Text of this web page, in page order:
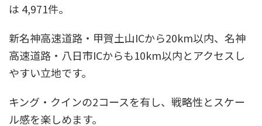
は 4,971件。
新名神高速道路・甲賀土山ICから20km以内、名神
高速道路・八日市ICからも10km以内とアクセスし
やすい立地です。
キング・クインの2コースを有し、戦略性とスケー
ル感を楽しめます。